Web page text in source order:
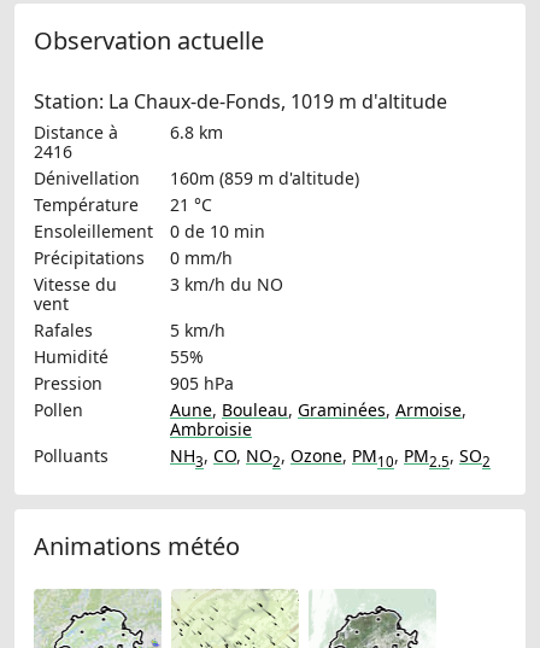
Observation actuelle
Station: La Chaux-de-Fonds, 1019 m d'altitude
Distance à
2416
6.8 km
Dénivellation
160m (859 m d'altitude)
Température
21 °C
Ensoleillement
0 de 10 min
Précipitations
0 mm/h
Vitesse du
vent
3 km/h du NO
Rafales
5 km/h
Humidité
55%
Pression
905 hPa
Pollen
Aune, Bouleau, Graminées, Armoise,
Ambroisie
Polluants
NH3, CO, NO2, Ozone, PM10, PM2.5, SO2
Animations météo